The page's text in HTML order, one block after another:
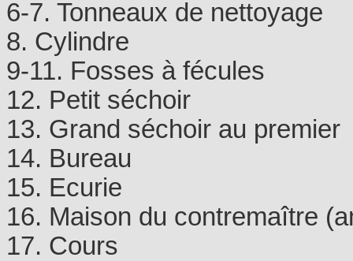
6-7. Tonneaux de nettoyage
8. Cylindre
9-11. Fosses à fécules
12. Petit séchoir
13. Grand séchoir au premier
14. Bureau
15. Ecurie
16. Maison du contremaître
17. Cours